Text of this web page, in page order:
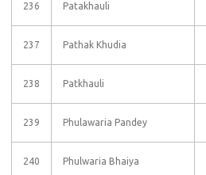
236 Patakhauli
237 Pathak Khudia
238 Patkhauli
239 Phulawaria Pandey
240 Phulwaria Bhaiya